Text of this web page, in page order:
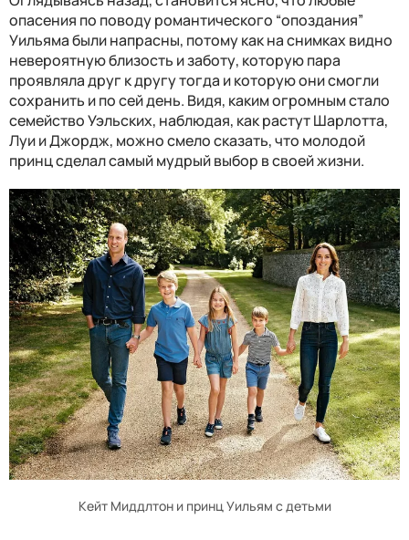
опасения по поводу романтического “опоздания”
Уильяма были напрасны, потому как на снимках видно
невероятную близость и заботу, которую пара
проявляла друг к другу тогда и которую они смогли
сохранить и по сей день. Видя, каким огромным стало
семейство Уэльских, наблюдая, как растут Шарлотта,
Луи и Джордж, можно смело сказать, что молодой
принц сделал самый мудрый выбор в своей жизни.
Кейт Миддлтон и принц Уильям с детьми